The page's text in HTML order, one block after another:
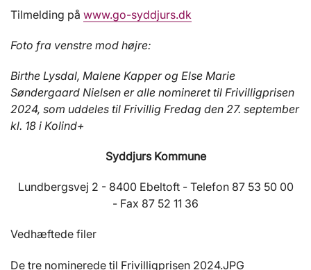
Tilmelding på www.go-syddjurs.dk
Foto fra venstre mod højre:
Birthe Lysdal, Malene Kapper og Else Marie
Søndergaard Nielsen er alle nomineret til Frivilligprisen
2024, som uddeles til Frivillig Fredag den 27. september
kl. 18 i Kolind+
Syddjurs Kommune
Lundbergsvej 2 - 8400 Ebeltoft - Telefon 87 53 50 00
- Fax 87 52 11 36
Vedhæftede filer
De tre nominerede til Frivilligprisen 2024.JPG